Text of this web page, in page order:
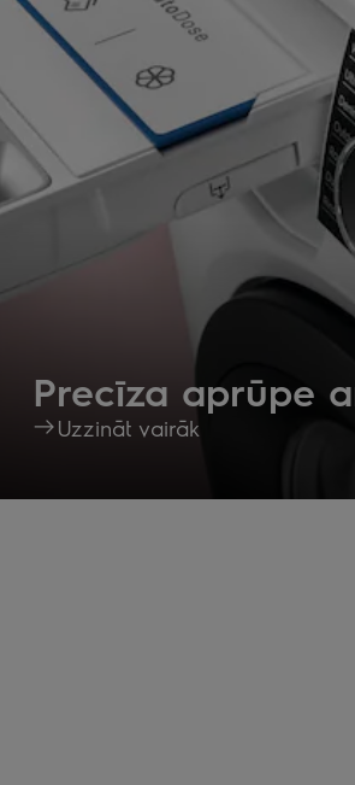
Precīza aprūpe
Uzzināt vairāk